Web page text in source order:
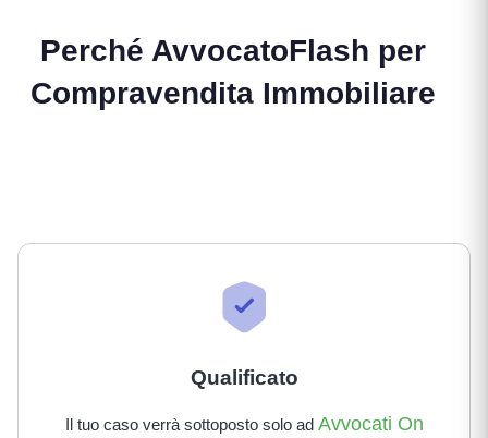
Perché AvvocatoFlash per
Compravendita Immobiliare
Qualificato
Il tuo caso verrà sottoposto solo ad Avvocati On